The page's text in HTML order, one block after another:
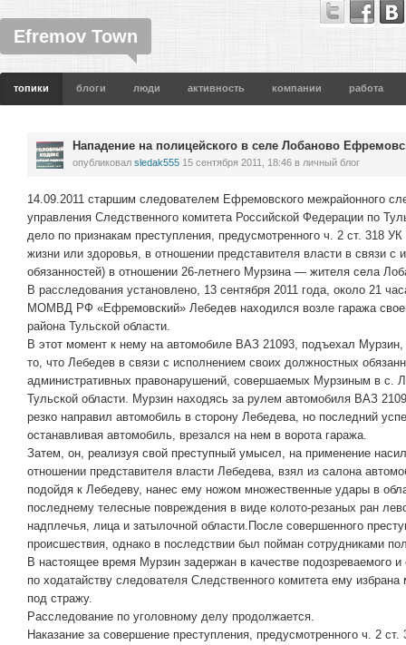
Efremov Town
топики блоги люди активность компании работа
Нападение на полицейского в селе Лобаново
опубликовал sledak555 15 сентября 2011, 18:46 в личный блог
14.09.2011 старшим следователем Ефремовского межрайонного
управления Следственного комитета Российской Федерации по
дело по признакам преступления, предусмотренного ч. 2 ст. 318
жизни или здоровья, в отношении представителя власти в связи
обязанностей) в отношении 26-летнего Мурзина — жителя села
В расследования установлено, 13 сентября 2011 года, около 21
МОМВД РФ «Ефремовский» Лебедев находился возле гаража
района Тульской области.
В этот момент к нему на автомобиле ВАЗ 21093, подъехал Мурзин,
то, что Лебедев в связи с исполнением своих должностных
административных правонарушений, совершаемых Мурзиным в с.
Тульской области. Мурзин находясь за рулем автомобиля ВАЗ
резко направил автомобиль в сторону Лебедева, но последний
останавливая автомобиль, врезался на нем в ворота гаража.
Затем, он, реализуя свой преступный умысел, на применение
отношении представителя власти Лебедева, взял из салона
подойдя к Лебедеву, нанес ему ножом множественные удары в
последнему телесные повреждения в виде колото-резаных ран
надплечья, лица и затылочной области.После совершенного
происшествия, однако в последствии был пойман сотрудниками
В настоящее время Мурзин задержан в качестве подозреваемого
по ходатайству следователя Следственного комитета ему
под стражу.
Расследование по уголовному делу продолжается.
Наказание за совершение преступления, предусмотренного ч. 2